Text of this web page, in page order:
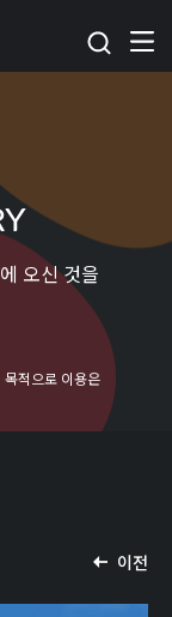
오신 것을
적으로 이용은
이전